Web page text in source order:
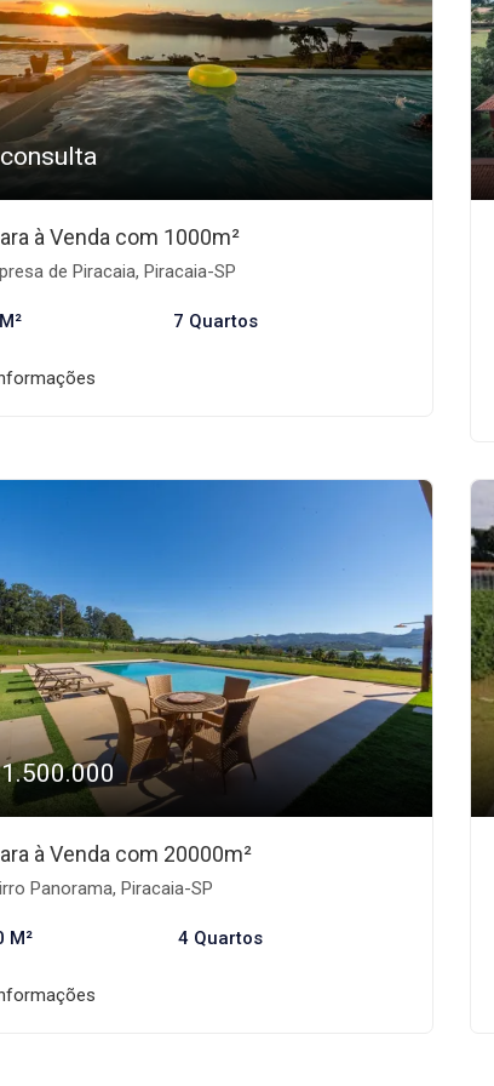
à Venda com 1000m²
de Piracaia, Piracaia-SP
7 Quartos
à Venda com 20000m²
Panorama, Piracaia-SP
M² 4 Quartos